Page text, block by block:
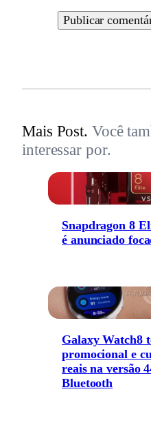
Mais Post. Você
interessar por.
Snapdragon 8
é anunciado
Galaxy Watch8
promocional e
reais na versão
Bluetooth